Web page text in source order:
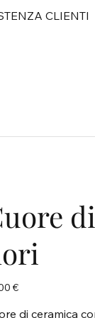
CLIENTI
€
di ceramica